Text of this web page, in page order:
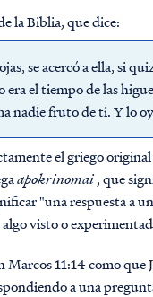
la Biblia, que dice:
se acercó a ella, si
el tiempo de las
nadie fruto de ti. Y lo
el griego
apokrinomai, que
"una respuesta a
visto o
Marcos 11:14 como que
a una